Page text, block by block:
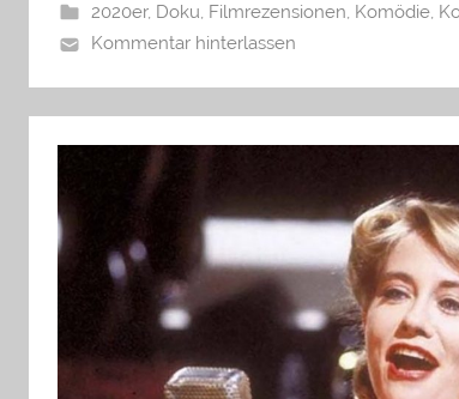
2020er, Doku, Filmrezensionen, Komödie,
Kommentar hinterlassen